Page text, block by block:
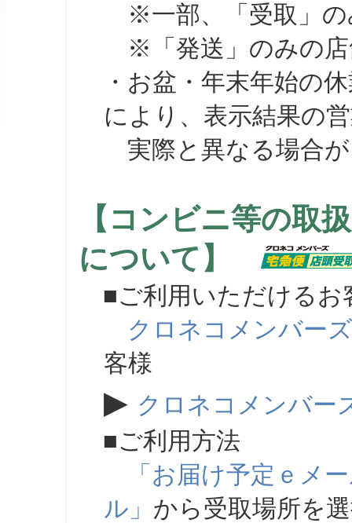
※一部、「受取」の
※「発送」のみの店
・お盆・年末年始の
により、表示結果の
実際と異なる場合が
【コンビニ等の取
について】
■ご利用いただけるお
クロネコメンバーズ
客様
▶ クロネコメンバー
■ご利用方法
「お届け予定ｅメ
ル」 から受取場所を